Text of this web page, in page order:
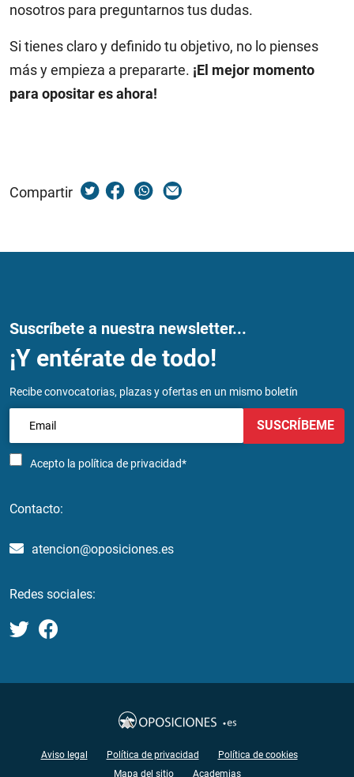
nosotros para preguntarnos tus dudas.
Si tienes claro y definido tu objetivo, no lo pienses
más y empieza a prepararte. ¡El mejor momento
para opositar es ahora!
Compartir
Suscríbete a nuestra newsletter...
¡Y entérate de todo!
Recibe convocatorias, plazas y ofertas en un mismo boletín
Acepto la política de privacidad*
SUSCRÍBEME
Contacto:
atencion@oposiciones.es
Redes sociales:
Aviso legal Política de privacidad
Política de cookies
Mapa del sitio
Academias